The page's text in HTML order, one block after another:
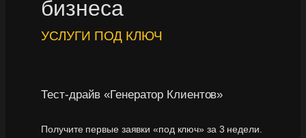
бизнеса
УСЛУГИ ПОД КЛЮЧ
Тест-драйв «Генератор Клиентов»
Получите первые заявки «под ключ» за 3 недели.